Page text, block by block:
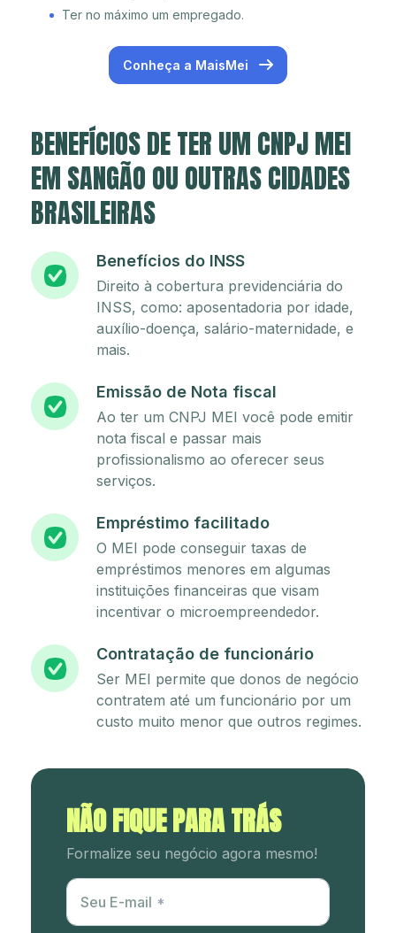
Ter no máximo um empregado.
Conheça a MaisMei
BENEFÍCIOS DE TER UM CNPJ MEI
EM SANGÃO OU OUTRAS CIDADES
BRASILEIRAS
Benefícios do INSS
Direito à cobertura previdenciária do
INSS, como: aposentadoria por idade,
auxílio-doença, salário-maternidade, e
mais.
Emissão de Nota fiscal
Ao ter um CNPJ MEI você pode emitir
nota fiscal e passar mais
profissionalismo ao oferecer seus
serviços.
Empréstimo facilitado
O MEI pode conseguir taxas de
empréstimos menores em algumas
instituições financeiras que visam
incentivar o microempreendedor.
Contratação de funcionário
Ser MEI permite que donos de negócio
contratem até um funcionário por um
custo muito menor que outros regimes.
NÃO FIQUE PARA TRÁS
Formalize seu negócio agora mesmo!
Utm Content
Seu E-mail